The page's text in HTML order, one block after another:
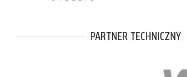
PARTNER TECHNICZNY